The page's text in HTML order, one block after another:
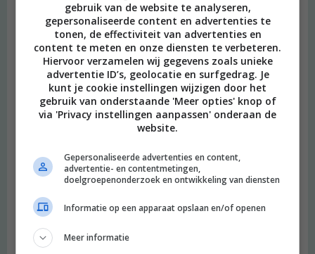
beeld: Ari Versluis
gebruik van de website te analyseren,
gepersonaliseerde content en advertenties te
tonen, de effectiviteit van advertenties en
content te meten en onze diensten te verbeteren.
Hiervoor verzamelen wij gegevens zoals unieke
advertentie ID’s, geolocatie en surfgedrag. Je
kunt je cookie instellingen wijzigen door het
gebruik van onderstaande 'Meer opties' knop of
via 'Privacy instellingen aanpassen' onderaan de
website.
Gepersonaliseerde advertenties en content,
advertentie- en contentmetingen,
doelgroepenonderzoek en ontwikkeling van diensten
Informatie op een apparaat opslaan en/of openen
Meer informatie